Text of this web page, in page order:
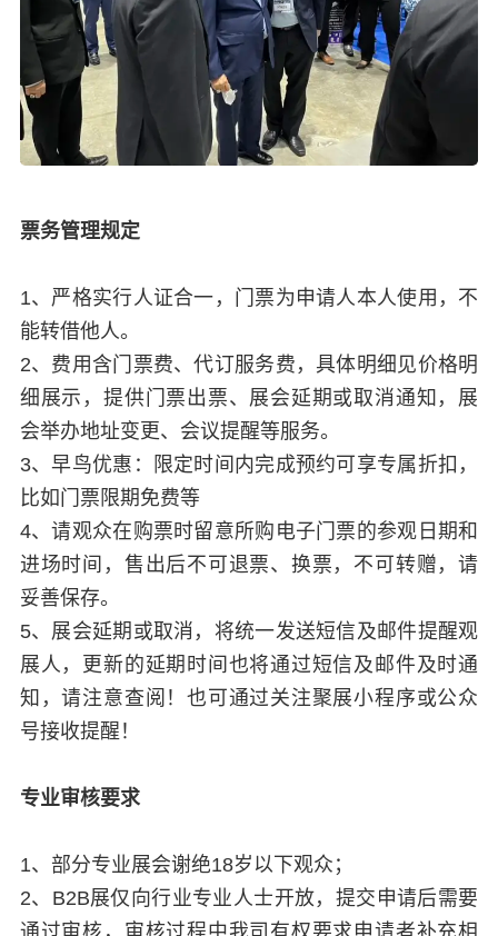
票务管理规定
1、严格实行人证合一，门票为申请人本人使用，不
能转借他人。
2、费用含门票费、代订服务费，具体明细见价格明
细展示，提供门票出票、展会延期或取消通知，展
会举办地址变更、会议提醒等服务。
3、早鸟优惠：限定时间内完成预约可享专属折扣，
比如门票限期免费等
4、请观众在购票时留意所购电子门票的参观日期和
进场时间，售出后不可退票、换票，不可转赠，请
妥善保存。
5、展会延期或取消，将统一发送短信及邮件提醒观
展人，更新的延期时间也将通过短信及邮件及时通
知，请注意查阅！也可通过关注聚展小程序或公众
号接收提醒！
专业审核要求
1、部分专业展会谢绝18岁以下观众；
2、B2B展仅向行业专业人士开放，提交申请后需要